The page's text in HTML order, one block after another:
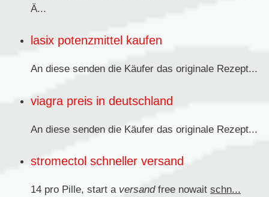
Ä...
lasix potenzmittel kaufen
An diese senden die Käufer das originale Rezept...
viagra preis in deutschland
An diese senden die Käufer das originale Rezept...
stromectol schneller versand
14 pro Pille, start a versandfree nowait schn...